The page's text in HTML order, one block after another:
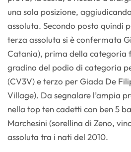
una sola posizione,
assoluta. Secondo posto quindi
terza assoluta si è confermata
Catania), prima della categoria
gradino del podio di categoria
(CV3V) e terzo per Giada De
Village). Da segnalare l’ampia
nella top ten cadetti con ben 5
Marchesini (sorellina di Zeno,
assoluta tra i nati del 2010.